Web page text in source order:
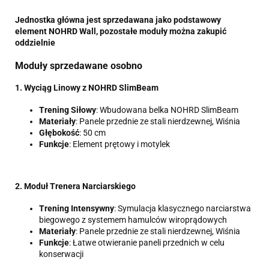
Jednostka główna jest sprzedawana jako podstawowy
element NOHRD Wall, pozostałe moduły można zakupić
oddzielnie
Moduły sprzedawane osobno
1. Wyciąg Linowy z NOHRD SlimBeam
Trening Siłowy: Wbudowana belka NOHRD SlimBeam
Materiały: Panele przednie ze stali nierdzewnej, Wiśnia
Głębokość: 50 cm
Funkcje: Element prętowy i motylek
2. Moduł Trenera Narciarskiego
Trening Intensywny: Symulacja klasycznego narciarstwa
biegowego z systemem hamulców wiroprądowych
Materiały: Panele przednie ze stali nierdzewnej, Wiśnia
Funkcje: Łatwe otwieranie paneli przednich w celu
konserwacji